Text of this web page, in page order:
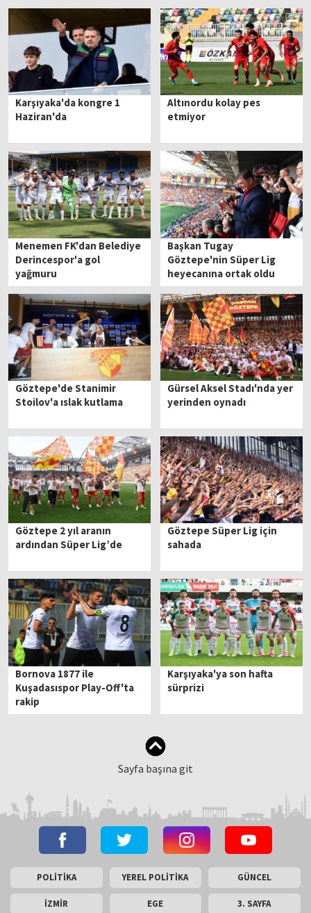
Karşıyaka'da kongre 1
Haziran'da
Altınordu kolay pes
etmiyor
Menemen FK'dan Belediye
Derincespor'a gol
yağmuru
Başkan Tugay
Göztepe'nin Süper Lig
heyecanına ortak oldu
Göztepe'de Stanimir
Stoilov'a ıslak kutlama
Gürsel Aksel Stadı'nda yer
yerinden oynadı
Göztepe 2 yıl aranın
ardından Süper Lig’de
Göztepe Süper Lig için
sahada
Bornova 1877 ile
Kuşadasıspor Play-Off'ta
rakip
Karşıyaka'ya son hafta
sürprizi
Sayfa başına git
POLİTİKA YEREL POLİTİKA GÜNCEL
İZMİR EGE 3. SAYFA